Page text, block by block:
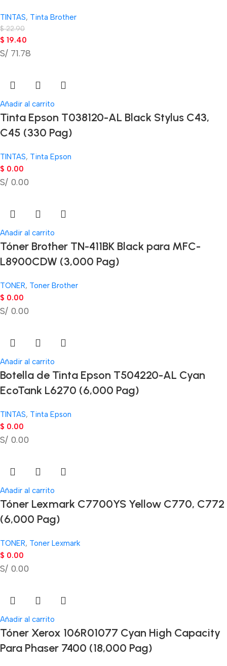
TINTAS, Tinta Brother
$22.90
$ 19.40
S/ 71.78
Añadir al carrito
Tinta Epson T038120-AL Black Stylus C43,
C45 (330 Pag)
TINTAS, Tinta Epson
$ 0.00
S/ 0.00
Añadir al carrito
Tóner Brother TN-411BK Black para MFC-
L8900CDW (3,000 Pag)
TONER, Toner Brother
$ 0.00
S/ 0.00
Añadir al carrito
Botella de Tinta Epson T504220-AL Cyan
EcoTank L6270 (6,000 Pag)
TINTAS, Tinta Epson
$ 0.00
S/ 0.00
Añadir al carrito
Tóner Lexmark C7700YS Yellow C770, C772
(6,000 Pag)
TONER, Toner Lexmark
$ 0.00
S/ 0.00
Añadir al carrito
Tóner Xerox 106R01077 Cyan High Capacity
Para Phaser 7400 (18,000 Pag)